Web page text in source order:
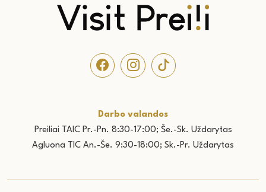
Darbo valandos
Preiliai TAIC Pr.- Pn. 8:30-17:00; Še.-Sk. Uždarytas
Agluona TIC An.-Še. 9:30-18:00; Sk.-Pr. Uždarytas